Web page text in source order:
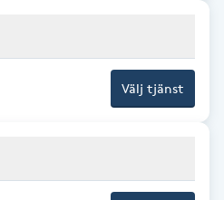
Välj tjänst